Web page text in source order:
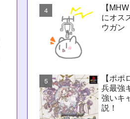
【
にオス
ウガン
【ポ
兵最強
強いキ
説！